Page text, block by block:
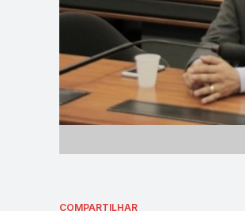
COMPARTILHAR